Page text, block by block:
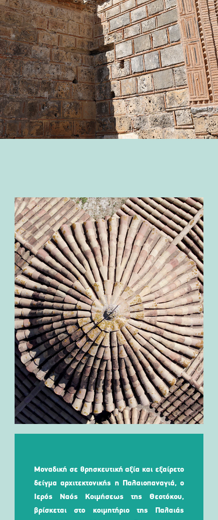
Μοναδική σε θρησκευτική αξία και εξαίρετο
δείγμα αρχιτεκτονικής η Παλαιοπαναγιά, ο
Ιερός Ναός Κοιμήσεως της Θεοτόκου,
βρίσκεται στο κοιμητήριο της Παλαιάς